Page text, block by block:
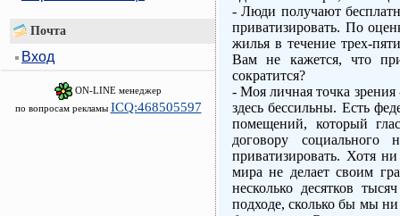
Почта
Вход
ON-LINE менеджер
по вопросам рекламы ICQ:468505597
- Люди получают
приватизировать. По
жилья в течение трех-
Вам не кажется, что
сократится?
- Моя личная точка
здесь бессильны. Есть
помещений, который
договору
приватизировать. Хотя
мира не делает своим
несколько десятков
подходе, сколько бы мы ни